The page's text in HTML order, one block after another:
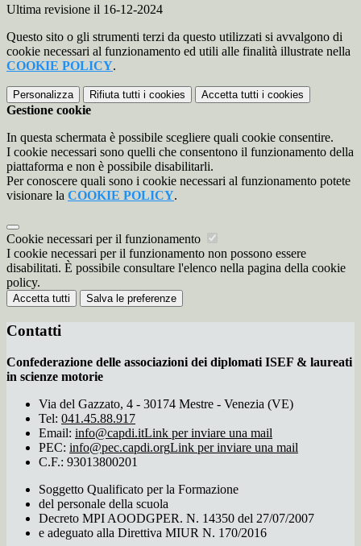
Ultima revisione il 16-12-2024
Questo sito o gli strumenti terzi da questo utilizzati si avvalgono di
cookie necessari al funzionamento ed utili alle finalità illustrate nella
COOKIE POLICY.
Personalizza Rifiuta tutti i cookies Accetta tutti i cookies
Gestione cookie
In questa schermata è possibile scegliere quali cookie consentire.
I cookie necessari sono quelli che consentono il funzionamento della
piattaforma e non è possibile disabilitarli.
Per conoscere quali sono i cookie necessari al funzionamento potete
visionare la COOKIE POLICY.
Cookie necessari per il funzionamento
I cookie necessari per il funzionamento non possono essere
disabilitati. È possibile consultare l'elenco nella pagina della cookie
policy.
Accetta tutti Salva le preferenze
Contatti
Confederazione delle associazioni dei diplomati ISEF & laureati
in scienze motorie
Via del Gazzato, 4 - 30174 Mestre - Venezia (VE)
Tel: 041.45.88.917
Email: info@capdi.itLink per inviare una mail
PEC: info@pec.capdi.orgLink per inviare una mail
C.F.: 93013800201
Soggetto Qualificato per la Formazione
del personale della scuola
Decreto MPI AOODGPER. N. 14350 del 27/07/2007
e adeguato alla Direttiva MIUR N. 170/2016